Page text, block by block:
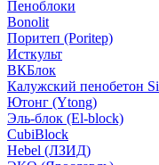
Пеноблоки
Bonolit
Поритеп (Poritep)
Исткульт
ВКБлок
Калужский пенобетон
Ютонг (Ytong)
Эль-блок (El-block)
CubiBlock
Hebel (ЛЗИД)